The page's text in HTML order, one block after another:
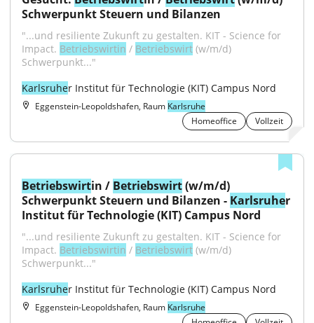
Schwerpunkt Steuern und Bilanzen
"...und resiliente Zukunft zu gestalten. KIT - Science for
Impact. Betriebswirtin / Betriebswirt (w/m/d)
Schwerpunkt..."
Karlsruher Institut für Technologie (KIT) Campus Nord
Eggenstein-Leopoldshafen, Raum Karlsruhe
Homeoffice
Vollzeit
Betriebswirtin / Betriebswirt (w/m/d)
Schwerpunkt Steuern und Bilanzen - Karlsruher
Institut für Technologie (KIT) Campus Nord
"...und resiliente Zukunft zu gestalten. KIT - Science for
Impact. Betriebswirtin / Betriebswirt (w/m/d)
Schwerpunkt..."
Karlsruher Institut für Technologie (KIT) Campus Nord
Eggenstein-Leopoldshafen, Raum Karlsruhe